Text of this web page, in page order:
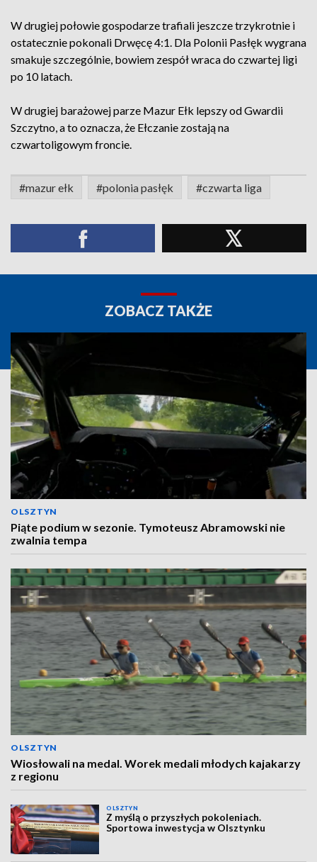
W drugiej połowie gospodarze trafiali jeszcze trzykrotnie i
ostatecznie pokonali Drwęcę 4:1. Dla Polonii Pasłęk wygrana
smakuje szczególnie, bowiem zespół wraca do czwartej ligi
po 10 latach.
W drugiej barażowej parze Mazur Ełk lepszy od Gwardii
Szczytno, a to oznacza, że Ełczanie zostają na
czwartoligowym froncie.
#mazur ełk #polonia pasłęk #czwarta liga
ZOBACZ TAKŻE
OLSZTYN
Piąte podium w sezonie. Tymoteusz Abramowski nie
zwalnia tempa
OLSZTYN
Wiosłowali na medal. Worek medali młodych kajakarzy
z regionu
OLSZTYN
Z myślą o przyszłych pokoleniach.
Sportowa inwestycja w Olsztynku